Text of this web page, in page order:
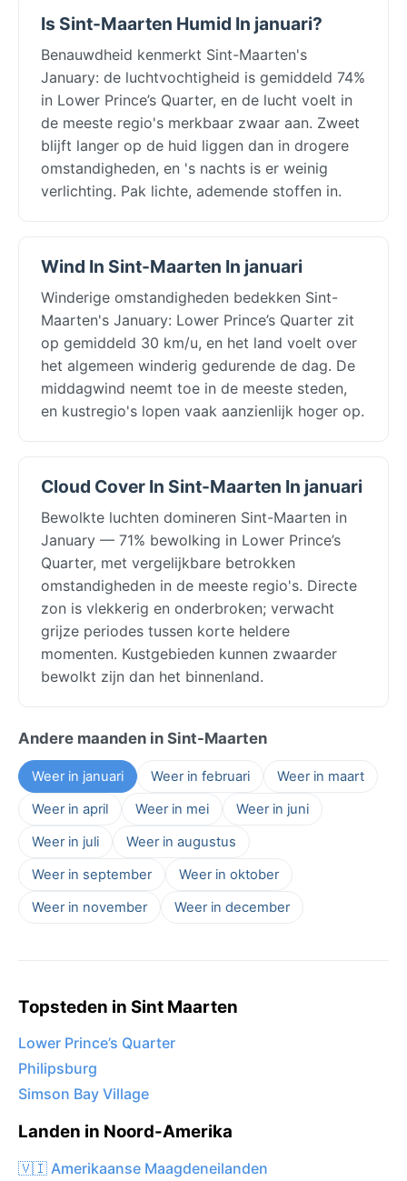
Is Sint-Maarten Humid In januari?
Benauwdheid kenmerkt Sint-Maarten's
January: de luchtvochtigheid is gemiddeld 74%
in Lower Prince’s Quarter, en de lucht voelt in
de meeste regio's merkbaar zwaar aan. Zweet
blijft langer op de huid liggen dan in drogere
omstandigheden, en 's nachts is er weinig
verlichting. Pak lichte, ademende stoffen in.
Wind In Sint-Maarten In januari
Winderige omstandigheden bedekken Sint-
Maarten's January: Lower Prince’s Quarter zit
op gemiddeld 30 km/u, en het land voelt over
het algemeen winderig gedurende de dag. De
middagwind neemt toe in de meeste steden,
en kustregio's lopen vaak aanzienlijk hoger op.
Cloud Cover In Sint-Maarten In januari
Bewolkte luchten domineren Sint-Maarten in
January — 71% bewolking in Lower Prince’s
Quarter, met vergelijkbare betrokken
omstandigheden in de meeste regio's. Directe
zon is vlekkerig en onderbroken; verwacht
grijze periodes tussen korte heldere
momenten. Kustgebieden kunnen zwaarder
bewolkt zijn dan het binnenland.
Andere maanden in Sint-Maarten
Weer in januari Weer in februari
Weer in maart
Weer in april
Weer in mei
Weer in juni
Weer in juli
Weer in augustus
Weer in september
Weer in oktober
Weer in november
Weer in december
Topsteden in Sint Maarten
Lower Prince’s Quarter
Philipsburg
Simson Bay Village
Landen in Noord-Amerika
🇻🇮 Amerikaanse Maagdeneilanden